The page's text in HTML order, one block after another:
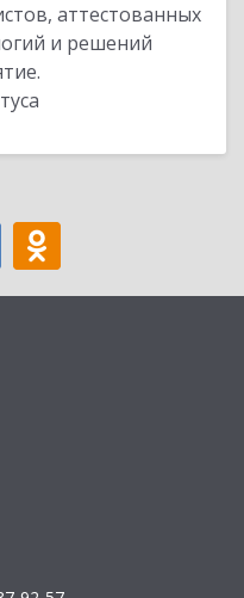
аттестованных
и решений